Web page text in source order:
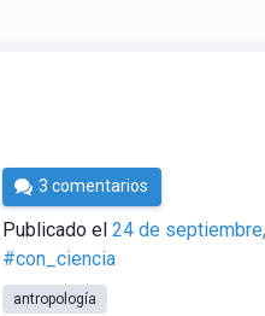
Por
Cultura
Cientifica
3 comentarios
Publicado el24 de
#con_ciencia
antropología